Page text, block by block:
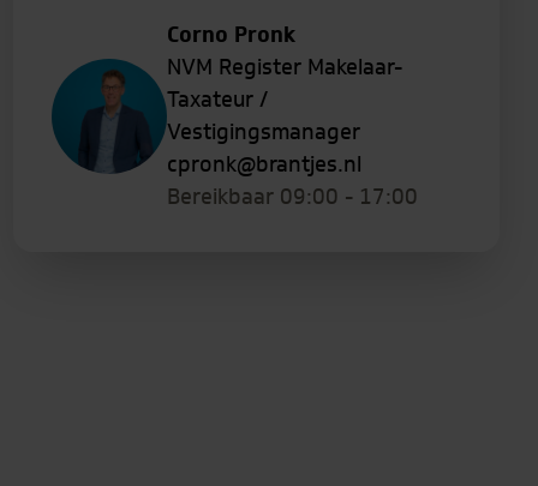
Corno Pronk
NVM Register Makelaar-
Taxateur /
Vestigingsmanager
cpronk@brantjes.nl
Bereikbaar 09:00 - 17:00